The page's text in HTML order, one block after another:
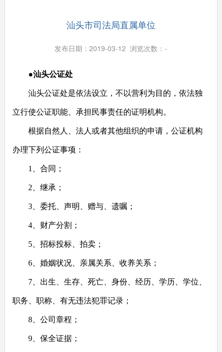
汕头市司法局直属单位
发布日期：2019-03-12 浏览次数：-
●汕头公证处
汕头公证处是依法设立，不以营利为目的，依法独
立行使公证职能、承担民事责任的证明机构。
根据自然人、法人或者其他组织的申请，公证机构
办理下列公证事项：
1 、合同；
2 、继承；
3、委托、声明、赠与、遗嘱；
4、财产分割；
5、招标投标、拍卖；
6、婚姻状况、亲属关系、收养关系；
7、出生、生存、死亡、身份、经历、学历、学位、
职务、职称、有无违法犯罪记录；
8、公司章程；
9、保全证据；